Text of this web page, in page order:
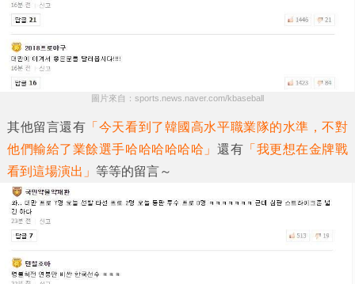
圖片來自：sports.news.naver.com/kbaseball
其他留言還有 「今天看到了韓國高水平職業隊的水準，不對
他們輸給了業餘選手哈哈哈哈哈哈」 還有 「我更想在金牌戰
看到這場演出」 等等的留言～